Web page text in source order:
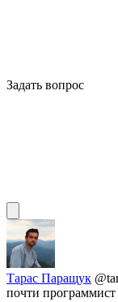
Задать вопрос
Тарас Паращук
почти программист